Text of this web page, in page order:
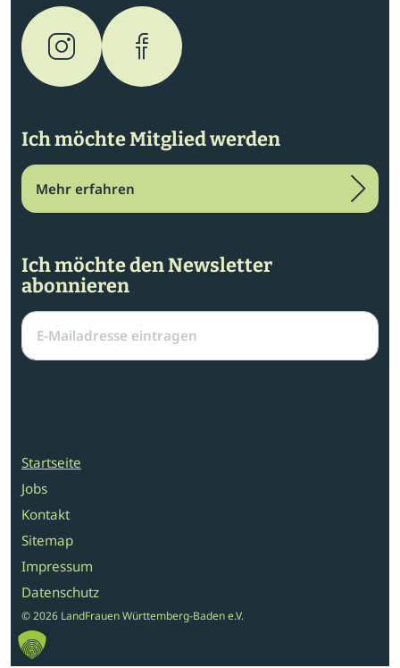
Ich möchte Mitglied werden
Mehr erfahren
Ich möchte den Newsletter
abonnieren
Startseite
Jobs
Kontakt
Sitemap
Impressum
Datenschutz
© 2026 LandFrauen Württemberg-Baden e.V.